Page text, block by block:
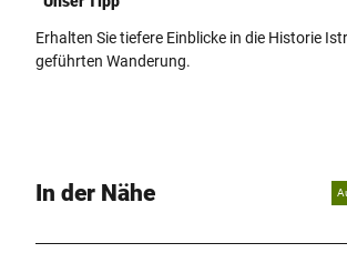
Erhalten Sie tiefere Einblicke in die Historie
geführten Wanderung.
In der Nähe